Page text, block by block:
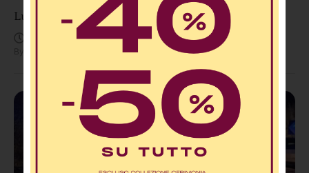
Luzzi, tenta il suicidio. I carabinieri la salvano
Agosto 8, 11:56 AM